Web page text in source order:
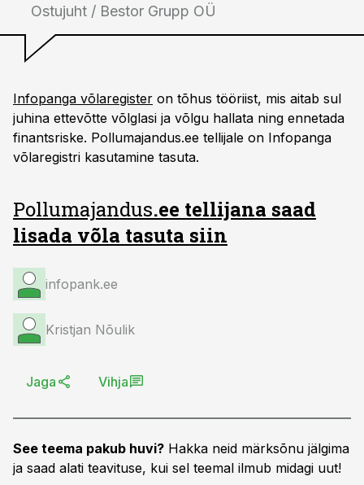
Ostujuht / Bestor Grupp OÜ
Infopanga võlaregister on tõhus tööriist, mis aitab sul
juhina ettevõtte võlglasi ja võlgu hallata ning ennetada
finantsriske. Pollumajandus.ee tellijale on Infopanga
võlaregistri kasutamine tasuta.
Pollumajandus.ee tellijana saad
lisada võla tasuta siin
infopank.ee
Kristjan Nõulik
Jaga Vihja
See teema pakub huvi? Hakka neid märksõnu jälgima
ja saad alati teavituse, kui sel teemal ilmub midagi uut!